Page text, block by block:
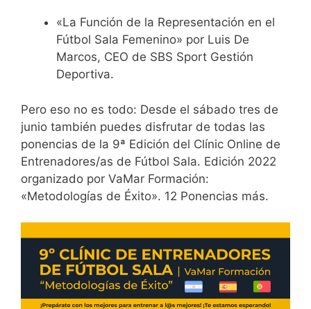
«La Función de la Representación en el
Fútbol Sala Femenino» por Luis De
Marcos, CEO de SBS Sport Gestión
Deportiva.
Pero eso no es todo: Desde el sábado tres de
junio también puedes disfrutar de todas las
ponencias de la 9ª Edición del Clínic Online de
Entrenadores/as de Fútbol Sala. Edición 2022
organizado por VaMar Formación:
«Metodologías de Éxito». 12 Ponencias más.